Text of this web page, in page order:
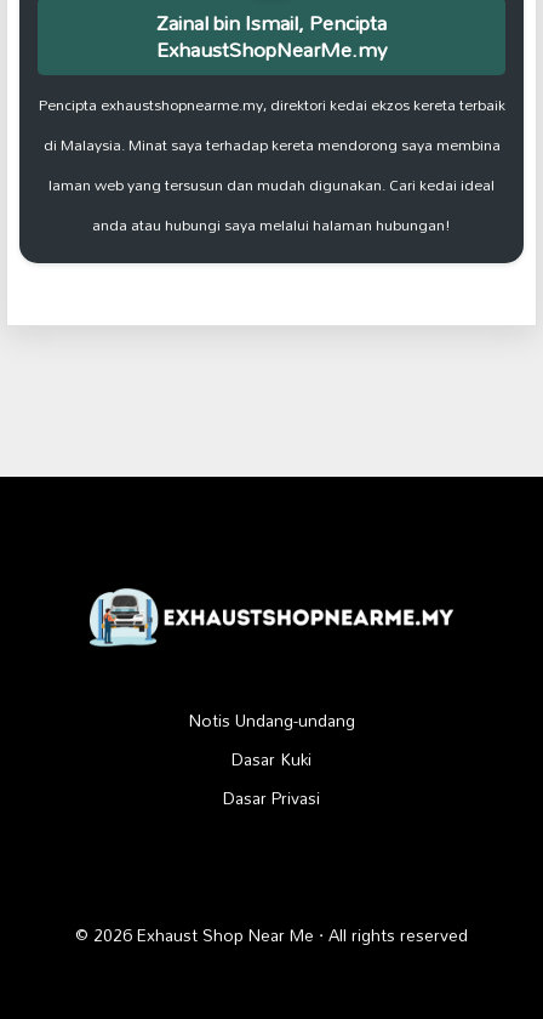
Zainal bin Ismail, Pencipta
ExhaustShopNearMe.my
Pencipta exhaustshopnearme.my, direktori kedai ekzos kereta terbaik
di Malaysia. Minat saya terhadap kereta mendorong saya membina
laman web yang tersusun dan mudah digunakan. Cari kedai ideal
anda atau hubungi saya melalui halaman hubungan!
Notis Undang-undang
Dasar Kuki
Dasar Privasi
© 2026 Exhaust Shop Near Me · All rights reserved